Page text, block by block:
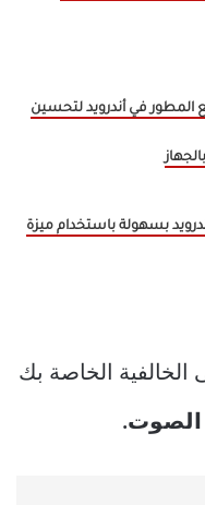
في أندرويد لتحسين
بسهولة باستخدام ميزة
الخالفية الخاصة بك
الصوت.